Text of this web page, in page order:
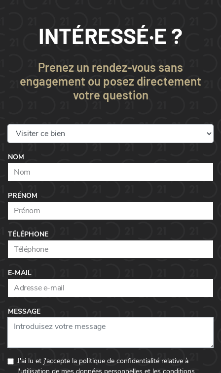
INTÉRESSÉ·E ?
Prenez un rendez-vous sans
engagement ou posez directement
votre question
NOM
PRÉNOM
TÉLÉPHONE
E-MAIL
MESSAGE
J'ai lu et j'accepte la politique de confidentialité relative à